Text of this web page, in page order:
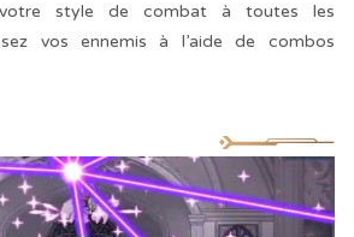
style de combat à toutes les
vos ennemis à l’aide de combos